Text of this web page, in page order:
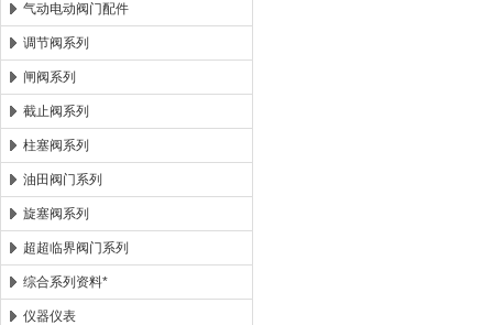
气动电动阀门配件
调节阀系列
闸阀系列
截止阀系列
柱塞阀系列
油田阀门系列
旋塞阀系列
超超临界阀门系列
综合系列资料*
仪器仪表